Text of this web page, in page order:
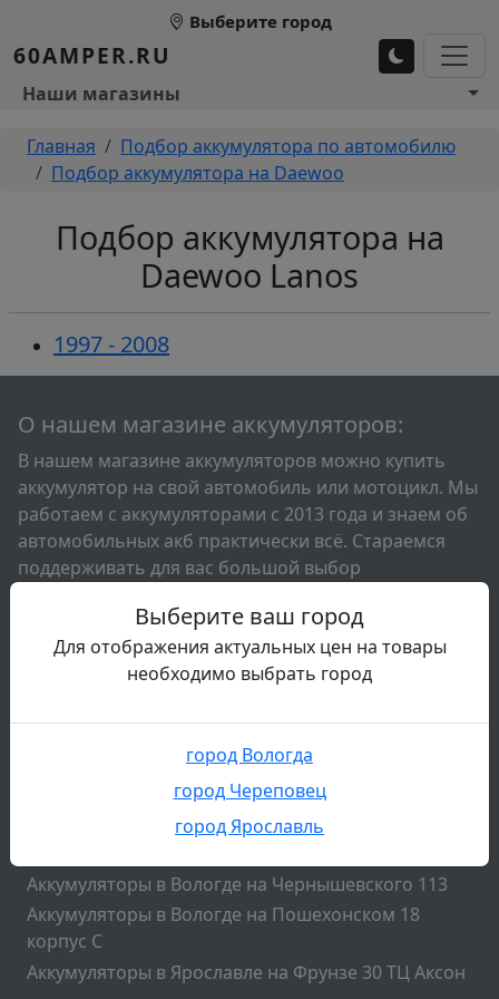
Перейти к основному содержанию
Выберите ваш город
Для отображения актуальных цен на товары
необходимо выбрать город
город Вологда
город Череповец
город Ярославль
Выберите город
60AMPER.RU
Основное меню 1
Наши магазины
Строка навигации
Главная
Подбор аккумулятора по автомобилю
Подбор аккумулятора на Daewoo
Подбор аккумулятора на
Daewoo Lanos
1997 - 2008
О нашем магазине аккумуляторов:
В нашем магазине аккумуляторов можно купить
аккумулятор на свой автомобиль или мотоцикл. Мы
работаем с аккумуляторами с 2013 года и знаем об
автомобильных акб практически всё. Стараемся
поддерживать для вас большой выбор
занимаемся диагностикой аккумуляторов и
обслуживанием аккумуляторов. У нас вы можете
сдать свой старый аккумулятор и подобрать новый
Наши контакты
Аккумуляторы в Череповце на Комсомольской 41
Аккумуляторы в Череповце на Раахе 48
Аккумуляторы в Вологде на Чернышевского 113
Аккумуляторы в Вологде на Пошехонском 18
корпус C
Аккумуляторы в Ярославле на Фрунзе 30 ТЦ Аксон